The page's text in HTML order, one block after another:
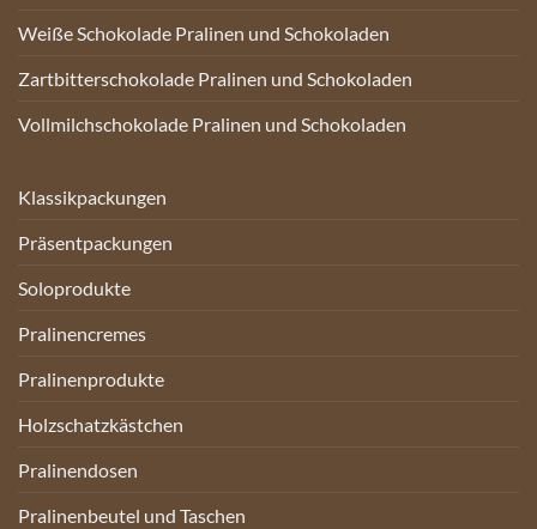
Weiße Schokolade Pralinen und Schokoladen
Zartbitterschokolade Pralinen und Schokoladen
Vollmilchschokolade Pralinen und Schokoladen
Klassikpackungen
Präsentpackungen
Soloprodukte
Pralinencremes
Pralinenprodukte
Holzschatzkästchen
Pralinendosen
Pralinenbeutel und Taschen